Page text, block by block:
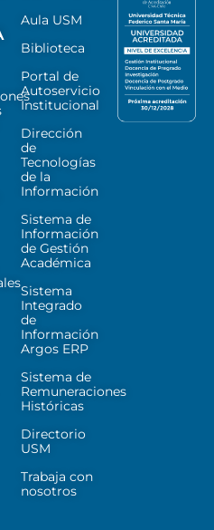
Aula USM
Biblioteca
Portal de
Autoservicio
Institucional
Dirección
de
Tecnologías
de la
Información
Sistema de
Información
de Gestión
Académica
Sistema
Integrado
de
Información
Argos ERP
Sistema de
Remuneraciones
Históricas
Directorio
USM
Trabaja con
nosotros